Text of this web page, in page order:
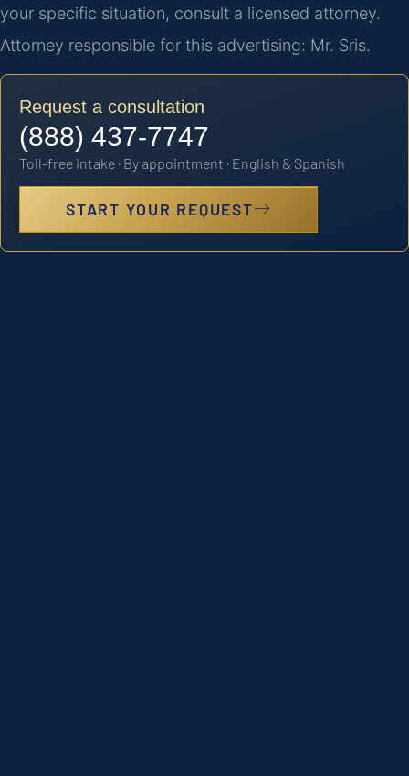
your specific situation, consult a licensed attorney.
Attorney responsible for this advertising: Mr. Sris.
Request a consultation
(888) 437-7747
Toll-free intake · By appointment · English & Spanish
START YOUR REQUEST